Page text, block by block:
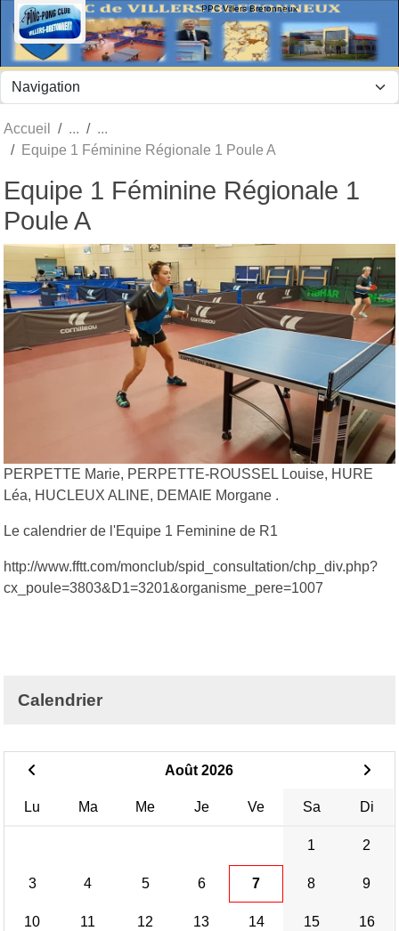
PPC Villers Bretonneux
Accueil
Equipe 1 Féminine Régionale 1 Poule A
Equipe 1 Féminine Régionale 1
Poule A
PERPETTE Marie, PERPETTE-ROUSSEL Louise, HURE
Léa, HUCLEUX ALINE, DEMAIE Morgane .
Le calendrier de l'Equipe 1 Feminine de R1
http://www.fftt.com/monclub/spid_consultation/chp_div.php?
cx_poule=3803&D1=3201&organisme_pere=1007
Calendrier
Août 2026
Lu Ma Me Je Ve Sa Di
1 2
3 4 5 6 7 8 9
10 11 12 13 14 15 16
Panneau de gestion des cookies